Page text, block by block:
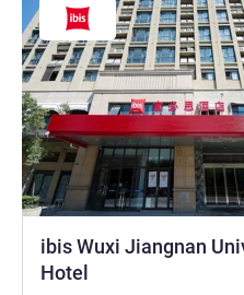
ibis Wuxi Jiangnan
Hotel